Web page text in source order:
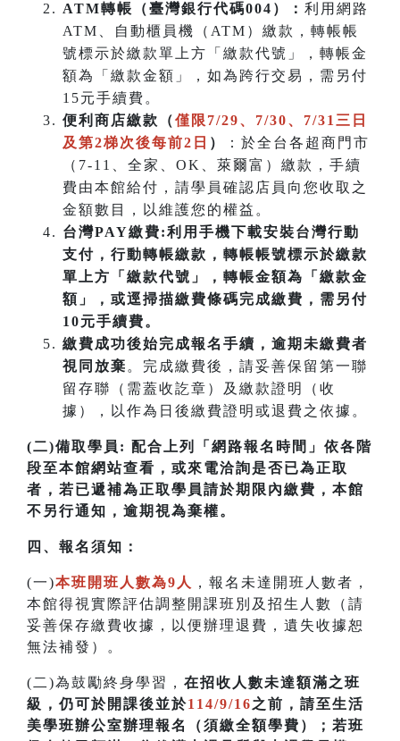
ATM轉帳（臺灣銀行代碼004）： 利用網路
ATM、自動櫃員機（ATM）繳款，轉帳帳
號標示於繳款單上方「繳款代號」，轉帳金
額為「繳款金額」，如為跨行交易，需另付
15元手續費。
便利商店繳款（僅限7/29、7/30、7/31三日
及第2梯次後每前2日 ）
：於全台各超商門市
（7-11、全家、OK、萊爾富）繳款，手續
費由本館給付，請學員確認店員向您收取之
金額數目，以維護您的權益。
台灣PAY繳費:利用手機下載安裝台灣行動
支付，行動轉帳繳款，轉帳帳號標示於繳款
單上方「繳款代號」，轉帳金額為「繳款金
額」，或逕掃描繳費條碼完成繳費，需另付
10元手續費。
繳費成功後始完成報名手續，逾期未繳費者
視同放棄 。完成繳費後，請妥善保留第一聯
留存聯（需蓋收訖章）及繳款證明（收
據），以作為日後繳費證明或退費之依據。
(二)備取學員: 配合上列「網路報名時間」依各階
段至本館網站查看，或來電洽詢是否已為正取
者，若已遞補為正取學員請於期限內繳費，本館
不另行通知，逾期視為棄權。
四 、 報名須知：
(一)本班開班人數為9人
，報名未達開班人數者，
本館得視實際評估調整開課班別及招生人數（請
妥善保存繳費收據，以便辦理退費，遺失收據恕
無法補發）。
(二)為鼓勵終身學習， 在招收人數未達額滿之班
級，仍可於開課後並於114/9/16之前，請至生活
美學班辦公室辦理報名（須繳全額學費）；若班